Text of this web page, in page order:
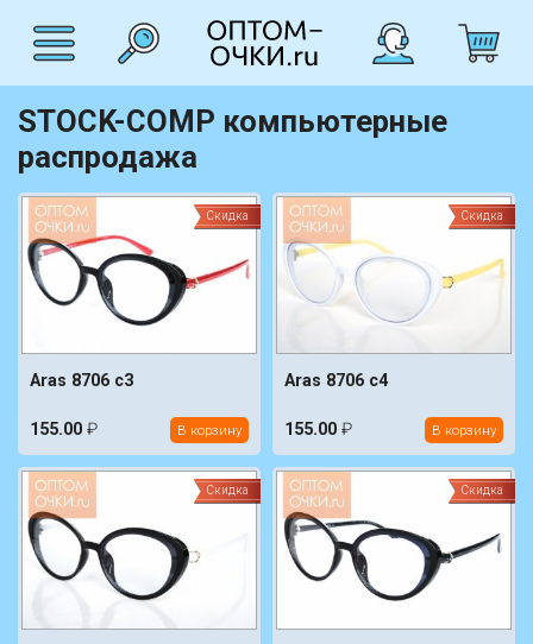
STOCK-COMP компьютерные
распродажа
Скидка
Aras 8706 c3
155.00 ₽ В корзину
Скидка
Aras 8706 c4
155.00 ₽ В корзину
Скидка Скидка